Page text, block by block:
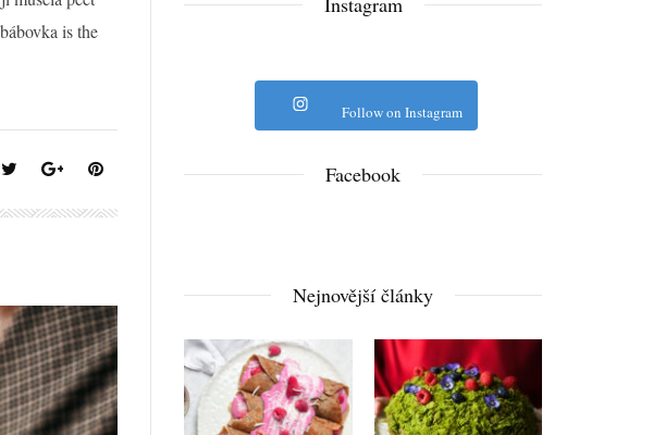
is the
Follow on Instagram
Facebook
Nejnovější články